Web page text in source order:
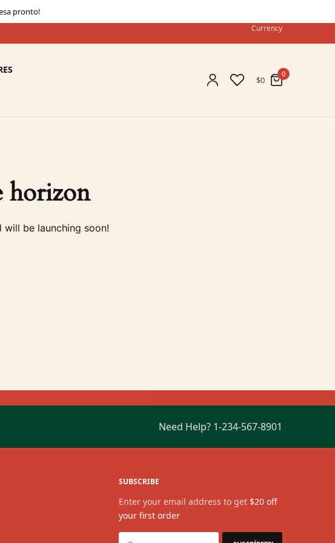
pronto!
Currency
$0
0
horizon
will be launching soon!
Need Help?1-234-567-8901
SUBSCRIBE
Enter your email address to get $20 off
your first order